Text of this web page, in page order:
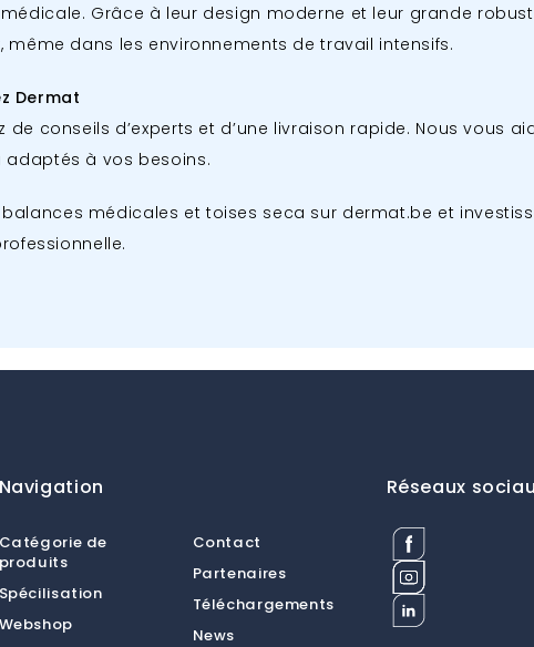
Grâce à leur design moderne et leur grande
même dans les environnements de travail intensifs.
Dermat
de conseils d’experts et d’une livraison rapide. Nous vous
adaptés à vos besoins.
médicales et toises seca sur dermat.be et
Navigation
Catégorie de
produits
Spécilisation
Webshop
Contact
Partenaires
Téléchargements
News
Réseaux
Facebook
Dermat
Medical
Supplies
BV
Instagram
Dermat
Medical
Supplies
Linkedin
Dermat